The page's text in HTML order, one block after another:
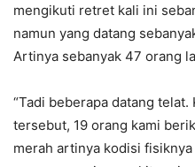
mengikuti retret kali ini
namun yang datang
Artinya sebanyak 47 orang
“Tadi beberapa datang
tersebut, 19 orang kami
merah artinya kodisi